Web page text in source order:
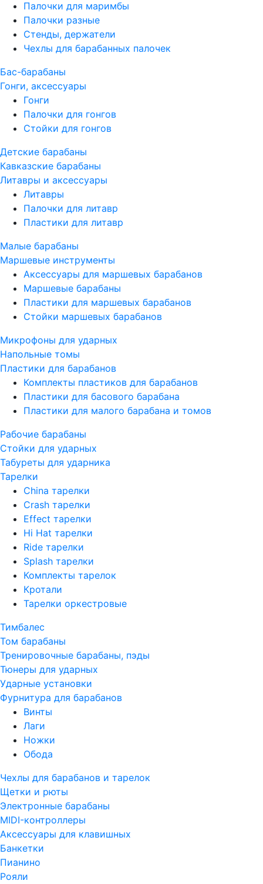
Палочки для маримбы
Палочки разные
Стенды, держатели
Чехлы для барабанных палочек
Бас-барабаны
Гонги, аксессуары
Гонги
Палочки для гонгов
Стойки для гонгов
Детские барабаны
Кавказские барабаны
Литавры и аксессуары
Литавры
Палочки для литавр
Пластики для литавр
Малые барабаны
Маршевые инструменты
Аксессуары для маршевых барабанов
Маршевые барабаны
Пластики для маршевых барабанов
Стойки маршевых барабанов
Микрофоны для ударных
Напольные томы
Пластики для барабанов
Комплекты пластиков для барабанов
Пластики для басового барабана
Пластики для малого барабана и томов
Рабочие барабаны
Стойки для ударных
Табуреты для ударника
Тарелки
China тарелки
Crash тарелки
Effect тарелки
Hi Hat тарелки
Ride тарелки
Splash тарелки
Комплекты тарелок
Кротали
Тарелки оркестровые
Тимбалес
Том барабаны
Тренировочные барабаны, пэды
Тюнеры для ударных
Ударные установки
Фурнитура для барабанов
Винты
Лаги
Ножки
Обода
Чехлы для барабанов и тарелок
Щетки и рюты
Электронные барабаны
MIDI-контроллеры
Аксессуары для клавишных
Банкетки
Пианино
Рояли